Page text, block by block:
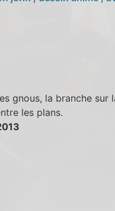
gnous, la branche sur
les plans.